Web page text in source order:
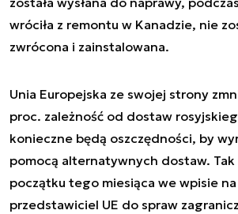
wróciła z remontu w Kanadzie, nie
zwrócona i zainstalowana.
Unia Europejska ze swojej strony
proc. zależność od dostaw
konieczne będą oszczędności, by
pomocą alternatywnych dostaw. Tak
początku tego miesiąca we wpisie
przedstawiciel UE do spraw